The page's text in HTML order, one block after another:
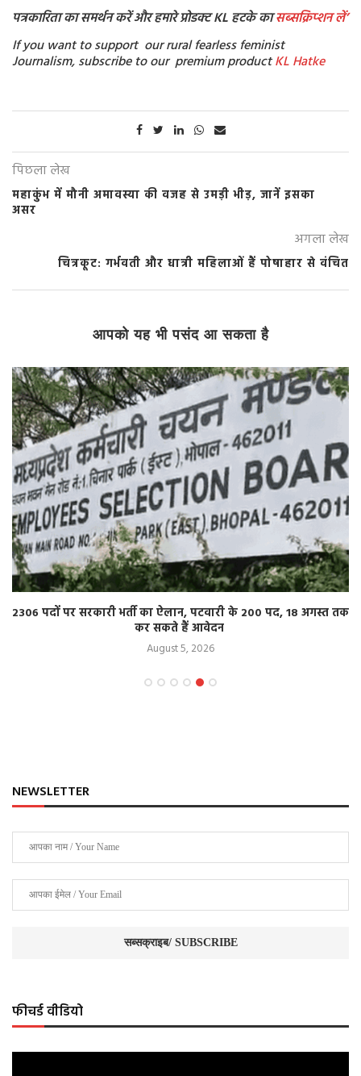
पत्रकारिता का समर्थन करें और हमारे प्रोडक्ट KL हटके कासब्सक्रिप्शनलें’
If you want to support our rural fearless feminist
Journalism, subscribe to our premium productKL Hatke
पिछला लेख
महाकुंभ में मौनी अमावस्या की वजह से उमड़ी भीड़, जानें इसका
असर
अगला लेख
चित्रकूट: गर्भवती और धात्री महिलाओं हैं पोषाहार से वंचित
आपको यह भी पसंद आ सकता है
2306 पदों पर सरकारी भर्ती का ऐलान, पटवारी के 200 पद, 18 अगस्त तक
कर सकते हैं आवेदन
August 5, 2026
NEWSLETTER
फीचर्ड वीडियो